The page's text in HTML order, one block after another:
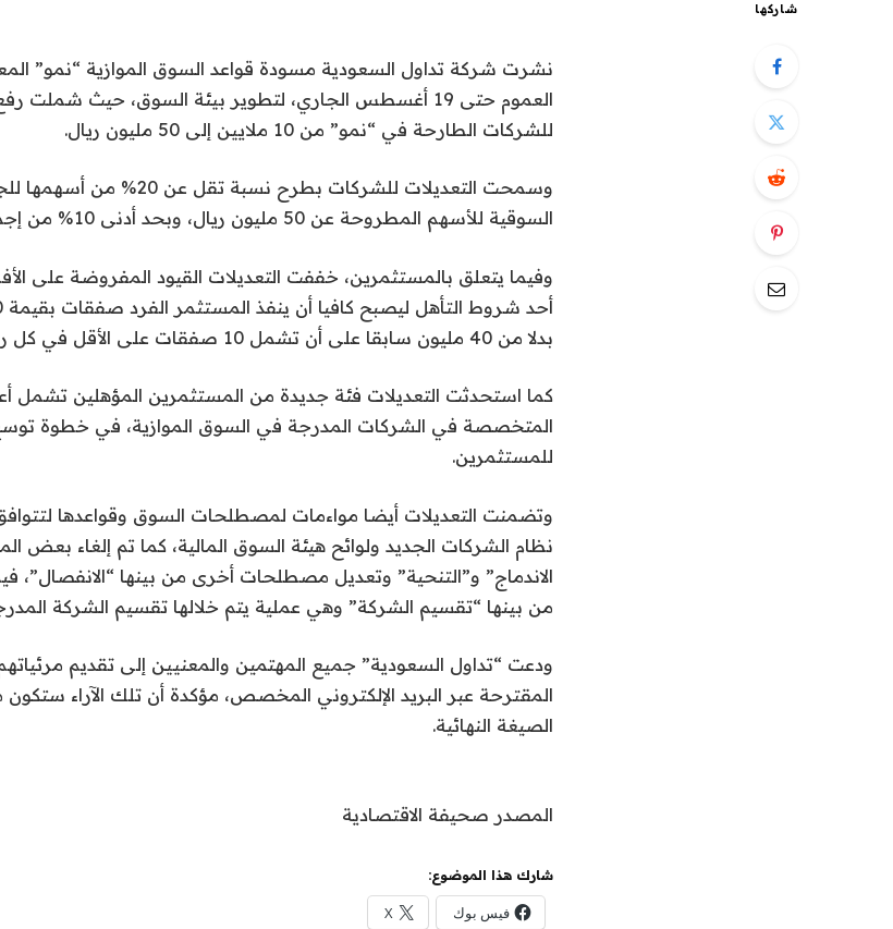
شاركها
نشرت شركة تداول السعودية مسودة قواعد السوق الموازية “نمو”
العموم حتى 19 أغسطس الجاري، لتطوير بيئة السوق، حيث شملت
للشركات الطارحة في “نمو” من 10 ملايين إلى 50 مليون ريال.
وسمحت التعديلات للشركات بطرح
السوقية للأسهم المطروحة عن 50 مليون ريال، وبحد أدنى 10% من إجمالي أسهم الشركة.
وفيما يتعلق بالمستثمرين، خففت التعديلات القيود المفروضة على
بدلا من 40 مليون سابقا على أن تشمل 10 صفقات على الأقل في كل ربع خلال عام.
كما استحدثت التعديلات فئة جديدة من المستثمرين المؤهلين تشمل
المتخصصة في الشركات المدرجة في السوق الموازية، في خطوة
للمستثمرين.
وتضمنت التعديلات أيضا مواءمات لمصطلحات السوق وقواعدها
نظام الشركات الجديد ولوائح هيئة السوق المالية، كما تم إلغاء
الاندماج” و”التنحية” وتعديل مصطلحات أخرى من بينها
من بينها “تقسيم الشركة” وهي عملية يتم خلالها تقسيم الشركة
ودعت “تداول السعودية” جميع المهتمين والمعنيين إلى تقديم
المقترحة عبر البريد الإلكتروني المخصص، مؤكدة أن تلك الآراء ستكون
الصيغة النهائية.
المصدر صحيفة الاقتصادية
شارك هذا الموضوع:
فيس بوك X